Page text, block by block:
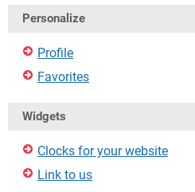
Personalize
Profile
Favorites
Widgets
Clocks for your website
Link to us